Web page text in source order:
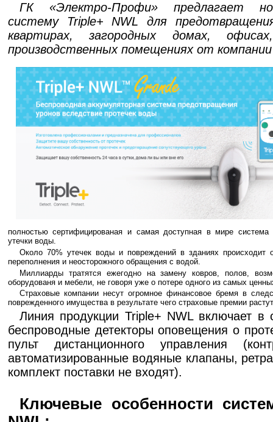
ГК «Электро-Профи» предлагает
систему Triple+ NWL для
квартирах, загородных домах,
производственных помещениях от
полностью сертифицированая и самая доступная в мире система
утечки воды.
Около 70% утечек воды и повреждений в зданиях происходит
переполнения и неосторожного обращения с водой.
Миллиарды тратятся ежегодно на замену ковров, полов,
оборудованя и мебели, не говоря уже о потере одного из самых
Страховые компании несут огромное финансовое бремя в
поврежденного имущества в результате чего страховые премии
Линия продукции Triple+ NWL включает в
беспроводные детекторы оповещения о
пульт дистанционного управления
автоматизированные водяные клапаны,
комплект поставки не входят).
Ключевые особенности